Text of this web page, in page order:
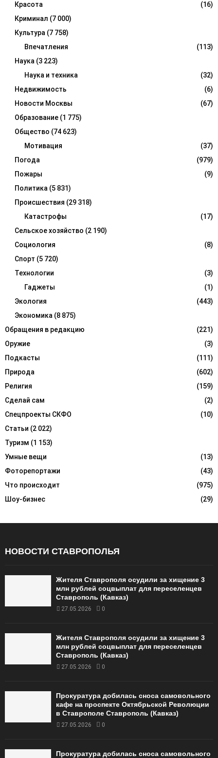
Красота
(16)
Криминал (7 000)
Культура (7 758)
Впечатления
(113)
Наука (3 223)
Наука и техника
(32)
Недвижимость
(6)
Новости Москвы
(67)
Образование (1 775)
Общество (74 623)
Мотивация
(37)
Погода
(979)
Пожары
(9)
Политика (5 831)
Происшествия (29 318)
Катастрофы
(17)
Сельское хозяйство (2 190)
Социология
(8)
Спорт (5 720)
Технологии
(3)
Гаджеты
(1)
Экология
(443)
Экономика (8 875)
Обращения в редакцию
(221)
Оружие
(3)
Подкасты
(111)
Природа
(602)
Религия
(159)
Сделай сам
(2)
Спецпроекты СКФО
(10)
Статьи (2 022)
Туризм (1 153)
Умные вещи
(13)
Фоторепортажи
(43)
Что происходит
(975)
Шоу-бизнес
(29)
НОВОСТИ СТАВРОПОЛЬЯ
Жителя Ставрополя осудили за хищение 3
млн рублей соцвыплат для переселенцев
Ставрополь (Кавказ)
27.05.2026 0
Жителя Ставрополя осудили за хищение 3
млн рублей соцвыплат для переселенцев
Ставрополь (Кавказ)
27.05.2026 0
Прокуратура добилась сноса самовольного
кафе на проспекте Октябрьской Революции
в Ставрополе Ставрополь (Кавказ)
27.05.2026 0
Прокуратура добилась сноса самовольного